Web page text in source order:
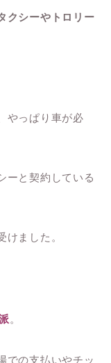
クシーやトロリー
やっぱり車が必
ーと契約している
ました。
。
での支払いやチッ